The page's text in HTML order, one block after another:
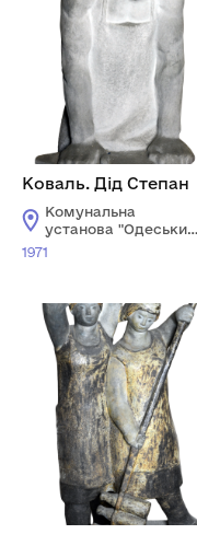
Коваль. Дід Степан
Комунальна
установа "Одеський
національний
1971